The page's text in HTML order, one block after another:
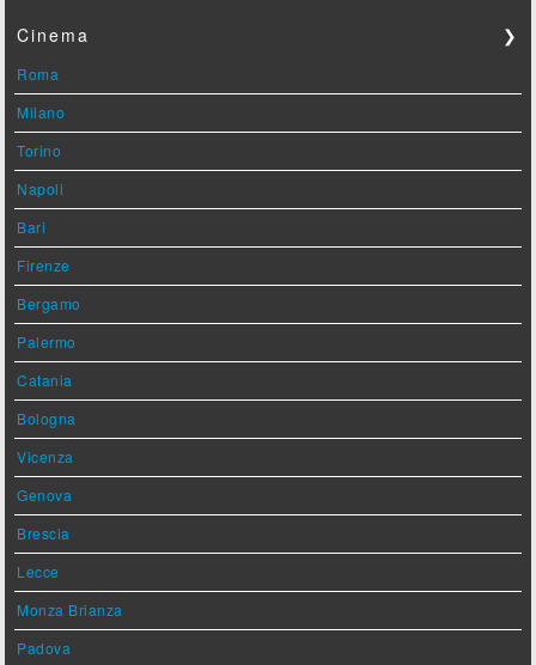
Cinema ❯
Roma
Milano
Torino
Napoli
Bari
Firenze
Bergamo
Palermo
Catania
Bologna
Vicenza
Genova
Brescia
Lecce
Monza Brianza
Padova